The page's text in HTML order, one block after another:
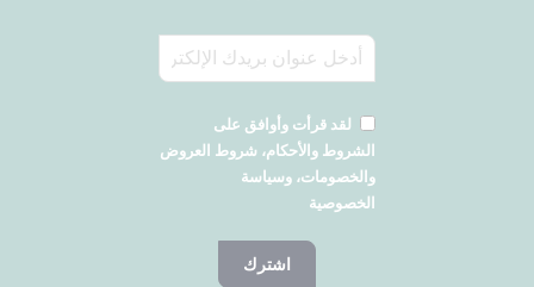
لقد قرأت وأوافق على
الشروط والأحكام، شروط العروض
والخصومات، وسياسة
الخصوصية
اشترك